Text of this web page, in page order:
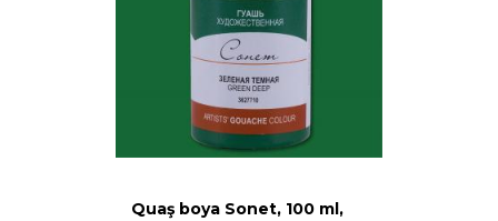
Quaş boya Sonet, 100 ml,